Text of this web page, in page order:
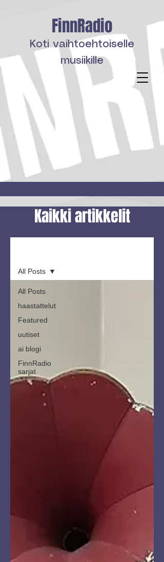
FinnRadio
Koti vaihtoehtoiselle
musiikille
Kaikki artikkelit
All Posts
haastattelut
Featured
uutiset
ai blogi
FinnRadio
sarjat
All Posts